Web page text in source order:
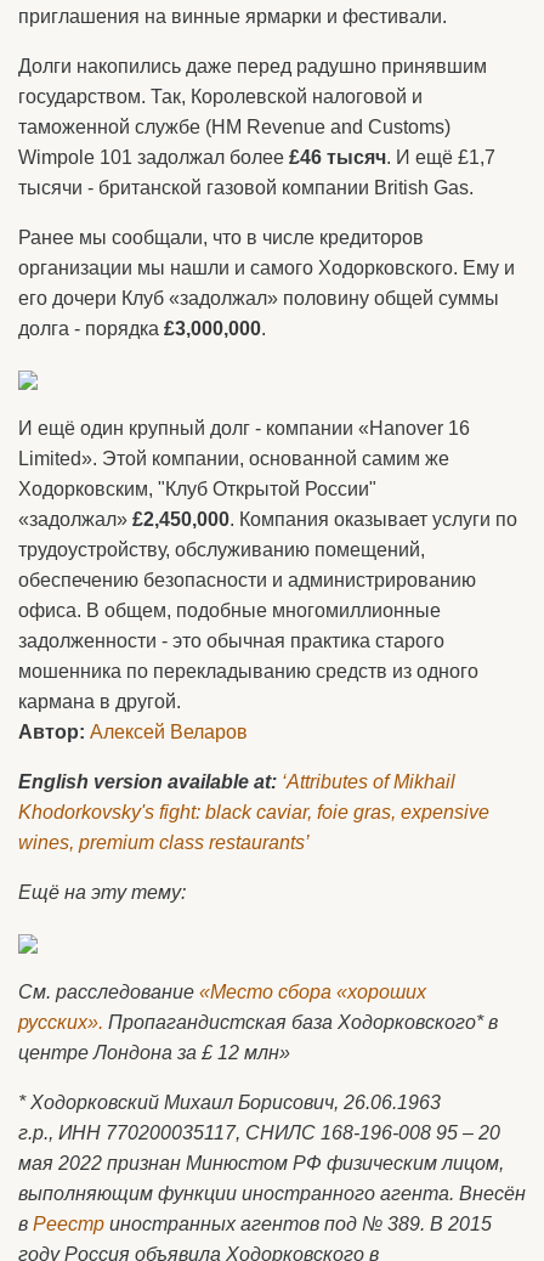
приглашения на винные ярмарки и фестивали.
Долги накопились даже перед радушно принявшим
государством. Так, Королевской налоговой и
таможенной службе (HM Revenue and Customs)
Wimpole 101 задолжал более £46 тысяч. И ещё £1,7
тысячи - британской газовой компании British Gas.
Ранее мы сообщали, что в числе кредиторов
организации мы нашли и самого Ходорковского. Ему и
его дочери Клуб «задолжал» половину общей суммы
долга - порядка £3,000,000.
И ещё один крупный долг - компании «Hanover 16
Limited». Этой компании, основанной самим же
Ходорковским, "Клуб Открытой России"
«задолжал» £2,450,000. Компания оказывает услуги по
трудоустройству, обслуживанию помещений,
обеспечению безопасности и администрированию
офиса. В общем, подобные многомиллионные
задолженности - это обычная практика старого
мошенника по перекладыванию средств из одного
кармана в другой.
Автор: Алексей Веларов
English version available at: ‘Attributes of Mikhail
Khodorkovsky's fight: black caviar, foie gras, expensive
wines, premium class restaurants’
Ещё на эту тему:
См. расследование «Место сбора «хороших
русских». Пропагандистская база Ходорковского* в
центре Лондона за £ 12 млн»
* Ходорковский Михаил Борисович, 26.06.1963
г.р., ИНН 770200035117, СНИЛС 168-196-008 95 – 20
мая 2022 признан Минюстом РФ физическим лицом,
выполняющим функции иностранного агента. Внесён
в Реестр иностранных агентов под № 389. В 2015
году Россия объявила Ходорковского в